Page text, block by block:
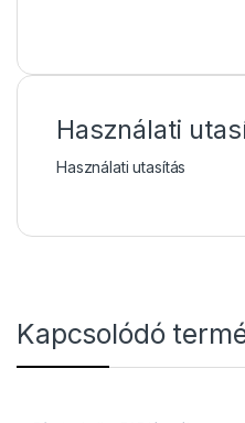
Használati
Használati utasítás
Kapcsolódó